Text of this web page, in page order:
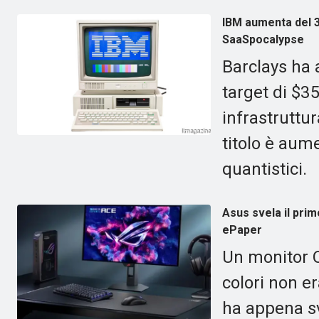
IBM aumenta del
SaaSpocalypse
Barclays ha
target di
titolo è
quantistici.
Asus svela il
ePaper
Un monitor
colori non
ha appena